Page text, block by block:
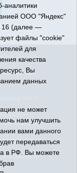
16+. Все
обязательна.
г. Ишим, ул.
1@obl72.ru
69445 выдано
связи,
коммуникаций
центр
аналитики
ООО "Яндекс"
16 (далее —
файлы "cookie"
для
качества
Вы
данных
не может
нам улучшить
вами данного
передаваться
в РФ. Вы можете